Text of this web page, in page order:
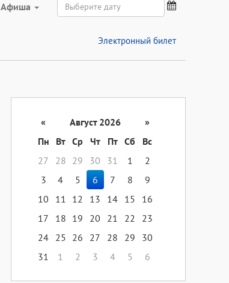
Aфиша
Электронный билет
« Август 2026
»
Пн
Вт Ср Чт Пт Сб
Вс
27
28 29 30 31 1
2
3
4 5 6 7 8
9
10
11 12 13 14 15
16
17
18 19 20 21 22
23
24 25 26 27 28 29
30
31
1 2 3 4 5 6